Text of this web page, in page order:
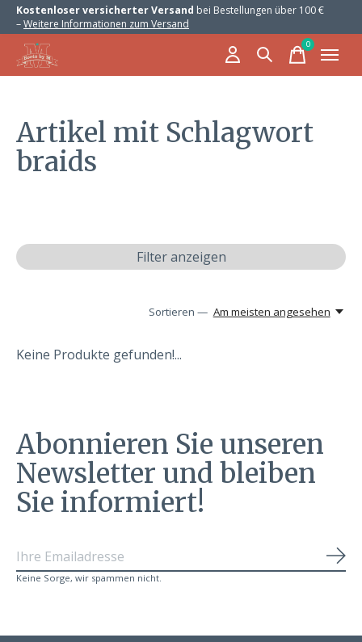
Kostenloser versicherter Versand bei Bestellungen über 100 €
–Weitere Informationen zum Versand
0items
Artikel mit Schlagwort
braids
Filter anzeigen
Sortieren — Am meisten angesehen
Keine Produkte gefunden!...
Abonnieren Sie unseren
Newsletter und bleiben
Sie informiert!
Keine Sorge, wir spammen nicht.